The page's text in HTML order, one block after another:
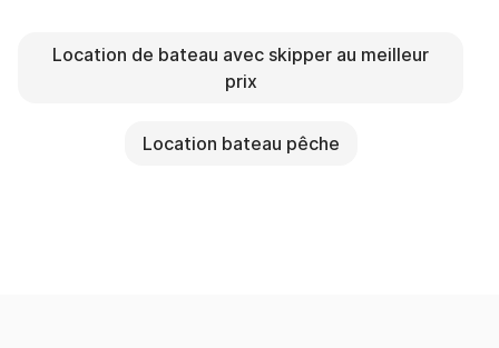
Location de bateau avec skipper au meilleur
prix
Location bateau pêche